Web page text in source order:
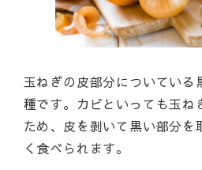
玉ねぎの皮部分についている
種です。カビといっても玉ね
ため、皮を剥いて黒い部分を
く食べられます。